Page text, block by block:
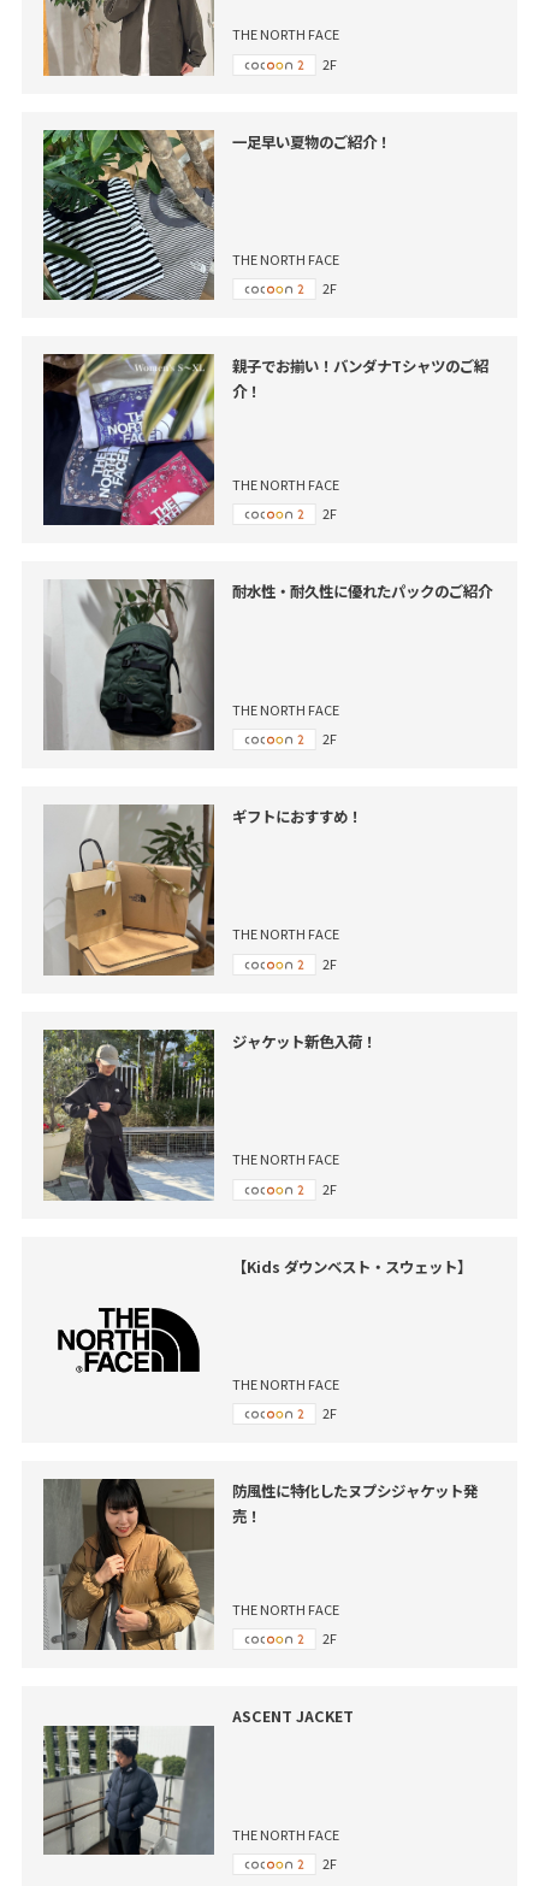
THE NORTH FACE
2F
一足早い夏物のご紹介！
THE NORTH FACE
2F
親子でお揃い！バンダナTシャツのご紹
介！
THE NORTH FACE
2F
耐水性・耐久性に優れたパックのご紹介
THE NORTH FACE
2F
ギフトにおすすめ！
THE NORTH FACE
2F
ジャケット新色入荷！
THE NORTH FACE
2F
【Kids ダウンベスト・スウェット】
THE NORTH FACE
2F
防風性に特化したヌプシジャケット発
売！
THE NORTH FACE
2F
ASCENT JACKET
THE NORTH FACE
2F